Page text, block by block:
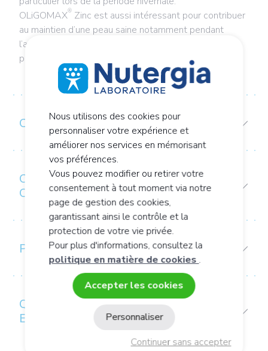
OLiGOMAX® Zinc est aussi intéressant pour contribuer
au maintien d’une peau saine notamment pendant
l’adolescence ou en cas d’exposition chronique à des
polluants, métaux lourds ou tabac.
COMPOSITION
CONSEIL D’UTILISATION /
CONSERVATION
PRÉCAUTIONS D’EMPLOI
QUALITÉS ET CARACTÉRISTIQUES
ENVIRONNEMENTALES DU PRODUIT
Nous utilisons des cookies pour
personnaliser votre expérience et
améliorer nos services en mémorisant
vos préférences.
Vous pouvez modifier ou retirer votre
consentement à tout moment via notre
page de gestion des cookies,
garantissant ainsi le contrôle et la
protection de votre vie privée.
Pour plus d'informations, consultez la
politique en matière de cookies .
Accepter les cookies
Continuer sans accepter
Personnaliser